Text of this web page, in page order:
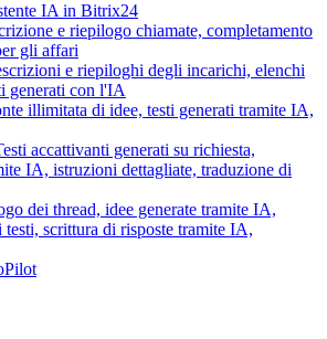
IA in Bitrix24
e riepilogo chiamate, completamento
gli affari
e riepiloghi degli incarichi, elenchi
generati con l'IA
illimitata di idee, testi generati tramite IA,
accattivanti generati su richiesta,
IA, istruzioni dettagliate, traduzione di
dei thread, idee generate tramite IA,
scrittura di risposte tramite IA,